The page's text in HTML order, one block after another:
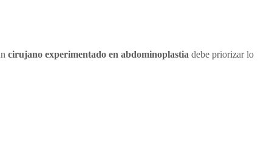
cirujano experimentado en abdominoplastia debe priorizar lo